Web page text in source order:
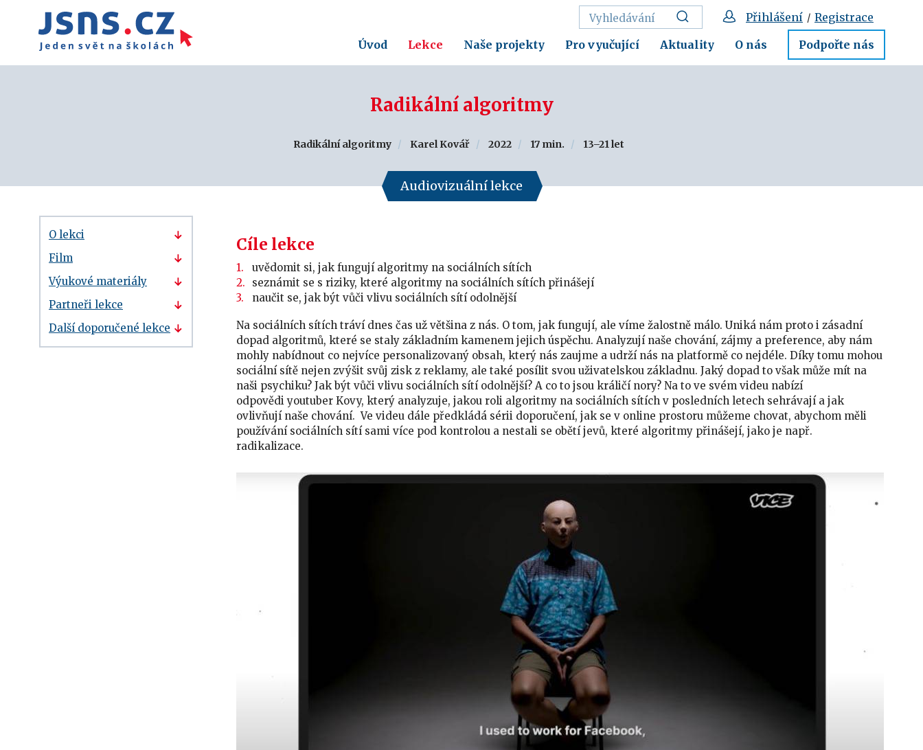
Úvod Lekce Naše projekty Pro vyučující Aktuality O nás Podpořte nás
Přihlášení / Registrace
Radikální algoritmy
Radikální algoritmy Karel Kovář 2022 17 min. 13–21 let
Audiovizuální lekce
O lekci
Film
Výukové materiály
Partneři lekce
Další doporučené lekce
Cíle lekce
uvědomit si, jak fungují algoritmy na sociálních sítích
seznámit se s riziky, které algoritmy na sociálních sítích přinášejí
naučit se, jak být vůči vlivu sociálních sítí odolnější
Na sociálních sítích tráví dnes čas už většina z nás. O tom, jak fungují, ale víme žalostně málo. Uniká nám proto i zásadní
dopad algoritmů, které se staly základním kamenem jejich úspěchu. Analyzují naše chování, zájmy a preference, aby nám
mohly nabídnout co nejvíce personalizovaný obsah, který nás zaujme a udrží nás na platformě co nejdéle. Díky tomu mohou
sociální sítě nejen zvýšit svůj zisk z reklamy, ale také posílit svou uživatelskou základnu. Jaký dopad to však může mít na
naši psychiku? Jak být vůči vlivu sociálních sítí odolnější? A co to jsou králičí nory? Na to ve svém videu nabízí
odpovědi youtuber Kovy, který analyzuje, jakou roli algoritmy na sociálních sítích v posledních letech sehrávají a jak
ovlivňují naše chování. Ve videu dále předkládá sérii doporučení, jak se v online prostoru můžeme chovat, abychom měli
používání sociálních sítí sami více pod kontrolou a nestali se obětí jevů, které algoritmy přinášejí, jako je např.
radikalizace.